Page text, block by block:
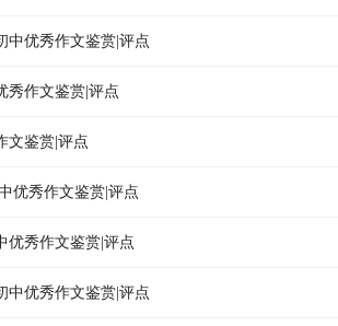
中优秀作文鉴赏|评点
秀作文鉴赏|评点
文鉴赏|评点
优秀作文鉴赏|评点
优秀作文鉴赏|评点
中优秀作文鉴赏|评点